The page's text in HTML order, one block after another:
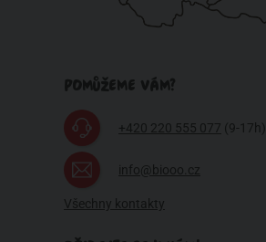
POMŮŽEME VÁM?
+420 220 555 077 (9-17h)
info@biooo.cz
Všechny kontakty